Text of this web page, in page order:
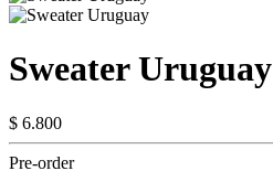
Sweater Uruguay
$ 6.800
Pre-order